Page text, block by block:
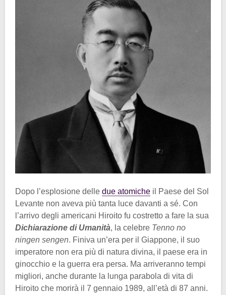
Dopo l’esplosione delle due atomiche il Paese del Sol
Levante non aveva più tanta luce davanti a sé. Con
l’arrivo degli americani Hiroito fu costretto a fare la sua
Dichiarazione di Umanità, la celebre Tenno no
ningen sengen. Finiva un’era per il Giappone, il suo
imperatore non era più di natura divina, il paese era in
ginocchio e la guerra era persa. Ma arriveranno tempi
migliori, anche durante la lunga parabola di vita di
Hiroito che morirà il 7 gennaio 1989, all’età di 87 anni.